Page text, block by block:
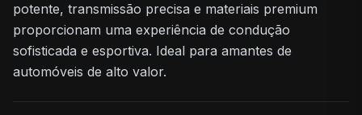
potente, transmissão precisa e materiais premium
proporcionam uma experiência de condução
sofisticada e esportiva. Ideal para amantes de
automóveis de alto valor.